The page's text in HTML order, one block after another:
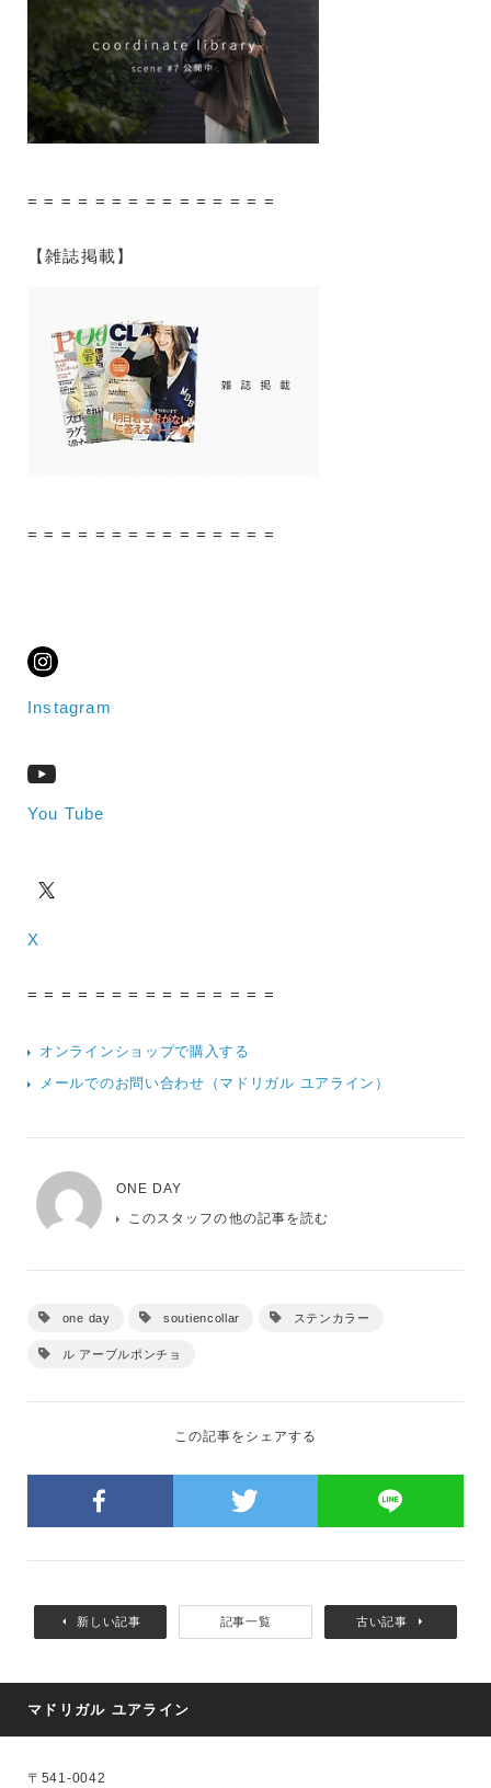
= = = = = = = = = = = = = = =
【雑誌掲載】
= = = = = = = = = = = = = = =
Instagram
You Tube
X
= = = = = = = = = = = = = = =
オンラインショップで購入する
メールでのお問い合わせ（マドリガル ユアライン）
ONE DAY
このスタッフの他の記事を読む
one day soutiencollar ステンカラー
ル アーブルポンチョ
この記事をシェアする
新しい記事 記事一覧 古い記事
マドリガル ユアライン
〒541-0042